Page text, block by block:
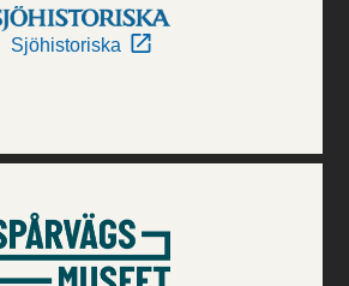
Sjöhistoriska